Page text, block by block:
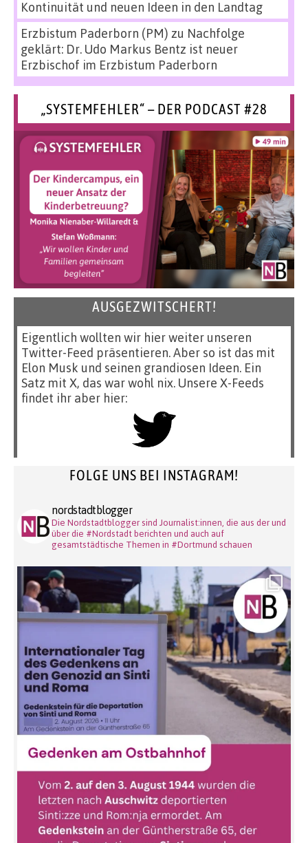
Kontinuität und neuen Ideen in den Landtag
Erzbistum Paderborn (PM) zu Nachfolge
geklärt: Dr. Udo Markus Bentz ist neuer
Erzbischof im Erzbistum Paderborn
„SYSTEMFEHLER“ – DER PODCAST #28
AUSGEZWITSCHERT!
Eigentlich wollten wir hier weiter unseren
Twitter-Feed präsentieren. Aber so ist das mit
Elon Musk und seinen grandiosen Ideen. Ein
Satz mit X, das war wohl nix. Unsere X-Feeds
findet ihr aber hier:
FOLGE UNS BEI INSTAGRAM!
nordstadtblogger
Die Nordstadtblogger sind Journalist:innen, die aus der und
über die #Nordstadt berichten und auch auf
gesamtstädtische Themen in #Dortmund schauen